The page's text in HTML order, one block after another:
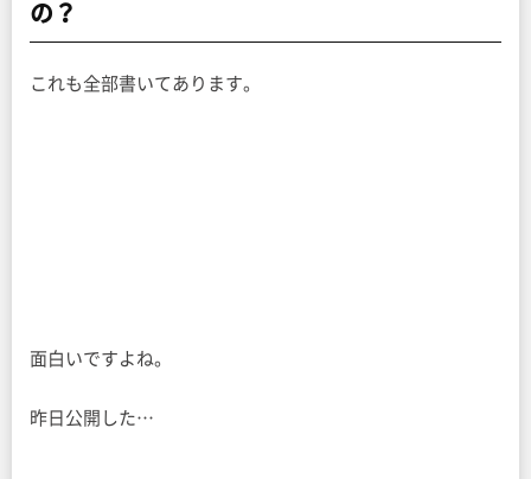
の？
これも全部書いてあります。
面白いですよね。
昨日公開した…